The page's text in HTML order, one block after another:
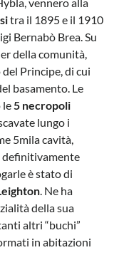
tra il 1895 e il 1910
Bernabò Brea. Su
della comunità,
Principe, di cui
basamento. Le
le5 necropoli
lungo i
5mila cavità,
definitivamente
è stato di
. Ne ha
della sua
altri “buchi”
in abitazioni